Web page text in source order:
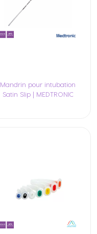
Mandrin pour intubation
Satin Slip | MEDTRONIC